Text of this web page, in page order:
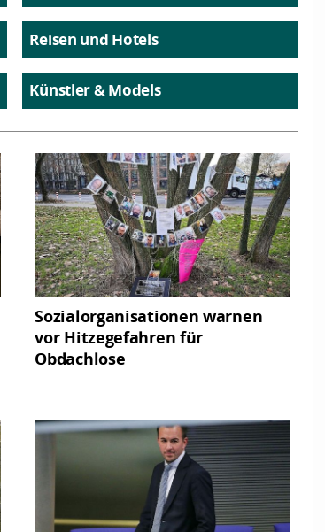
Reisen und Hotels
Künstler & Models
Sozialorganisationen warnen
vor Hitzegefahren für
Obdachlose